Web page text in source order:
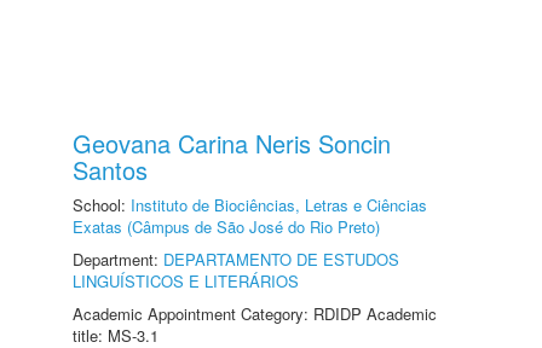
Geovana Carina Neris Soncin
Santos
School: Instituto de Biociências, Letras e Ciências
Exatas (Câmpus de São José do Rio Preto)
Department: DEPARTAMENTO DE ESTUDOS
LINGUÍSTICOS E LITERÁRIOS
Academic Appointment Category: RDIDP Academic
title: MS-3.1